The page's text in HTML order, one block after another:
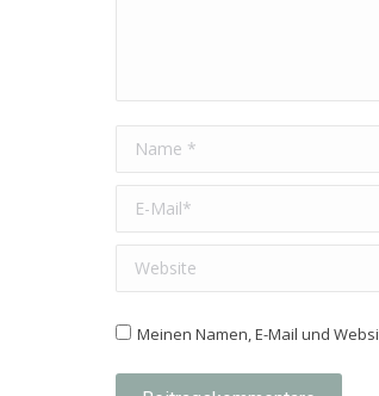
Name *
E-Mail *
Website
Meinen Namen, E-Mail und